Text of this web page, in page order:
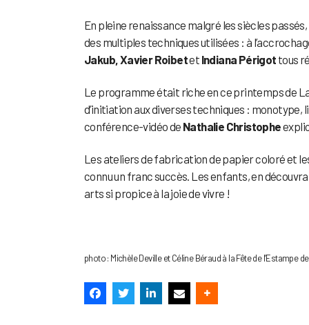
En pleine renaissance malgré les siècles
des multiples techniques utilisées : à
Jakub, Xavier Roibetet Indiana Périgot tous
Le programme était riche en ce printemps de
d’initiation aux diverses techniques :
conférence-vidéo de Nathalie Christophe
Les ateliers de fabrication de papier coloré et
connu un franc succès. Les enfants, en
arts si propice à la joie de vivre !
photo : Michèle Deville et Céline Béraud à la Fête de l’Estampe